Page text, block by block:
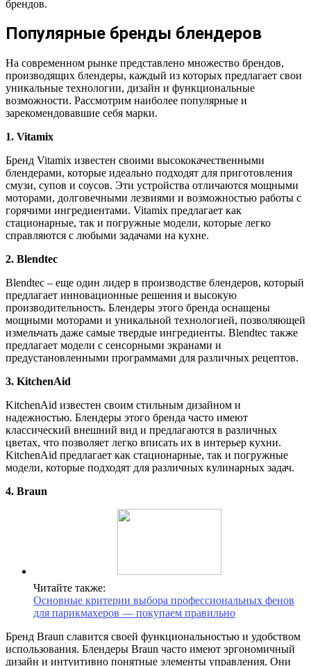
брендов.
Популярные бренды блендеров
На современном рынке представлено множество брендов,
производящих блендеры, каждый из которых предлагает свои
уникальные технологии, дизайн и функциональные
возможности. Рассмотрим наиболее популярные и
зарекомендовавшие себя марки.
1. Vitamix
Бренд Vitamix известен своими высококачественными
блендерами, которые идеально подходят для приготовления
смузи, супов и соусов. Эти устройства отличаются мощными
моторами, долговечными лезвиями и возможностью работы с
горячими ингредиентами. Vitamix предлагает как
стационарные, так и погружные модели, которые легко
справляются с любыми задачами на кухне.
2. Blendtec
Blendtec – еще один лидер в производстве блендеров, который
предлагает инновационные решения и высокую
производительность. Блендеры этого бренда оснащены
мощными моторами и уникальной технологией, позволяющей
измельчать даже самые твердые ингредиенты. Blendtec также
предлагает модели с сенсорными экранами и
предустановленными программами для различных рецептов.
3. KitchenAid
KitchenAid известен своим стильным дизайном и
надежностью. Блендеры этого бренда часто имеют
классический внешний вид и предлагаются в различных
цветах, что позволяет легко вписать их в интерьер кухни.
KitchenAid предлагает как стационарные, так и погружные
модели, которые подходят для различных кулинарных задач.
4. Braun
Читайте также:
Основные критерии выбора профессиональных фенов
для парикмахеров — покупаем правильно
Бренд Braun славится своей функциональностью и удобством
использования. Блендеры Braun часто имеют эргономичный
дизайн и интуитивно понятные элементы управления. Они